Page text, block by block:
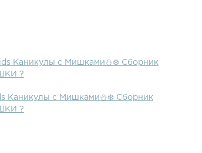
Каникулы с Мишками⛄❄️ Сборник
?
Каникулы с Мишками⛄❄️ Сборник
?